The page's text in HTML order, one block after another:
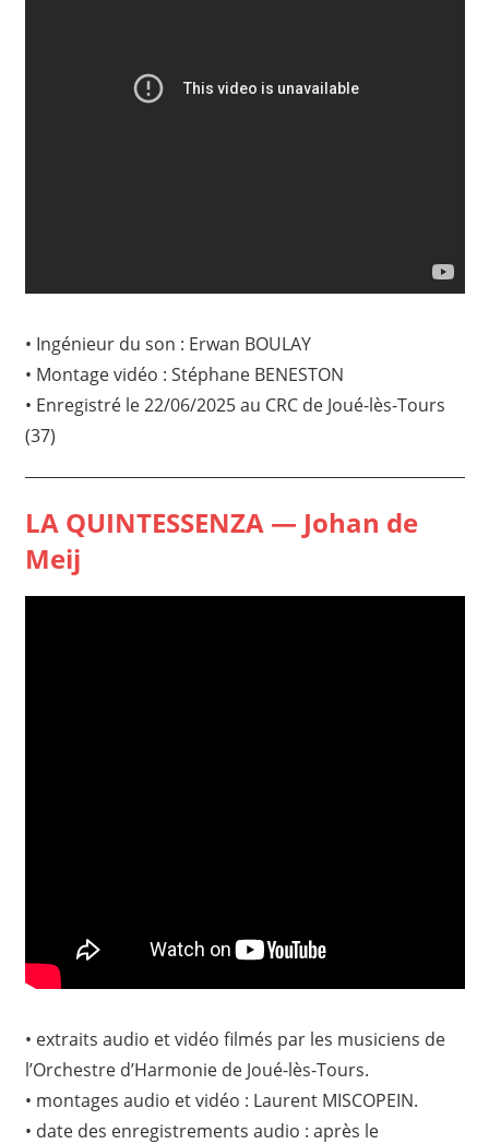
• Ingénieur du son : Erwan BOULAY
• Montage vidéo : Stéphane BENESTON
• Enregistré le 22/06/2025 au CRC de Joué-lès-Tours
(37)
LA QUINTESSENZA — Johan de
Meij
• extraits audio et vidéo filmés par les musiciens de
l’Orchestre d’Harmonie de Joué-lès-Tours.
• montages audio et vidéo : Laurent MISCOPEIN.
• date des enregistrements audio : après le